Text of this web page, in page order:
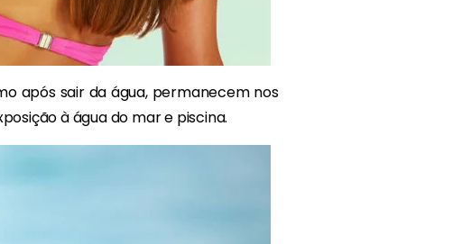
após sair da água, permanecem nos
à água do mar e piscina.